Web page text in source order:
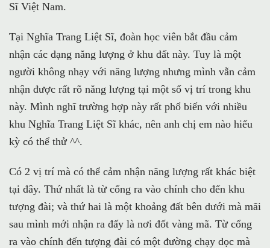
Sĩ Việt Nam.
Tại Nghĩa Trang Liệt Sĩ, đoàn học viên bắt đầu cảm
nhận các dạng năng lượng ở khu đất này. Tuy là một
người không nhạy với năng lượng nhưng mình vẫn cảm
nhận được rất rõ năng lượng tại một số vị trí trong khu
này. Mình nghĩ trường hợp này rất phổ biến với nhiều
khu Nghĩa Trang Liệt Sĩ khác, nên anh chị em nào hiếu
kỳ có thể thử ^^.
Có 2 vị trí mà có thể cảm nhận năng lượng rất khác biệt
tại đây. Thứ nhất là từ cổng ra vào chính cho đến khu
tượng đài; và thứ hai là một khoảng đất bên dưới mà mãi
sau mình mới nhận ra đấy là nơi đốt vàng mã. Từ cổng
ra vào chính đến tượng đài có một đường chạy dọc mà